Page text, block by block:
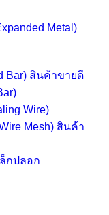
Metal)
Bar) สินค้าขายดี
Wire)
Mesh) สินค้า
กปลอก